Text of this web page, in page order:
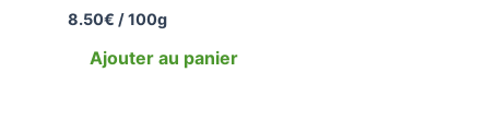
8.50€ / 100g
Ajouter au panier